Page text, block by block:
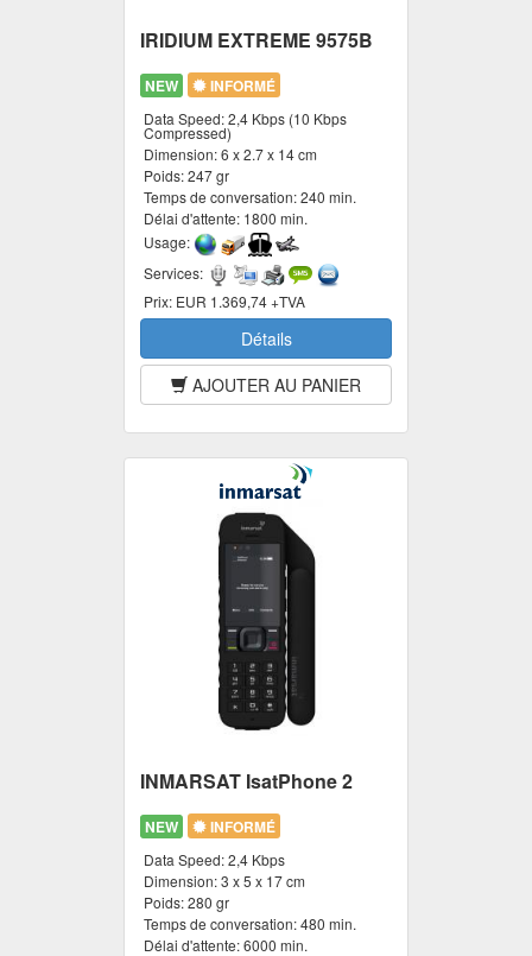
IRIDIUM EXTREME 9575B
NEW INFORMÉ
Data Speed:2,4 Kbps (10 Kbps
Compressed)
Dimension:6 x 2.7 x 14 cm
Poids:247 gr
Temps de conversation:240 min.
Délai d'attente: 1800 min.
Usage:
Services:
Prix: EUR 1.369,74 +TVA
Détails
AJOUTER AU PANIER
INMARSAT IsatPhone 2
NEW INFORMÉ
Data Speed:2,4 Kbps
Dimension:3 x 5 x 17 cm
Poids:280 gr
Temps de conversation:480 min.
Délai d'attente:6000 min.